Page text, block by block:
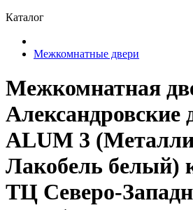
Каталог
Межкомнатные двери
Межкомнатная
Александровские
ALUM 3
Лакобель белый)
ТЦ Северо-